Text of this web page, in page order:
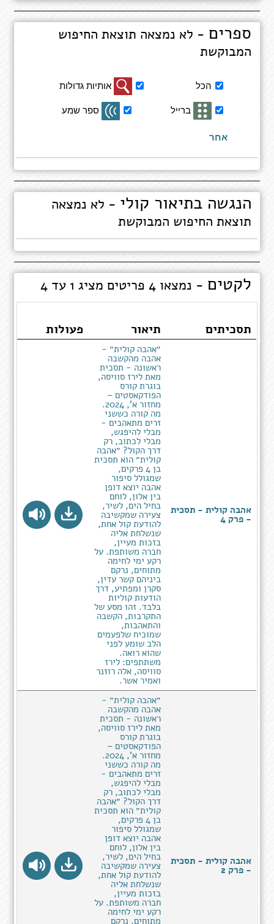
ספרים - לא נמצאה תוצאת החיפוש
המבוקשת
תוצאות
הכל
אותיות גדולות
ברייל
ספר שמע
אחר
הנגשה בתיאור קולי - לא נמצאה
תוצאת החיפוש המבוקשת
לקטים - נמצאו 4 פריטים מציג 1 עד 4
תסכיתים תיאור פעולות
אהבה קולית - תסכית
- פרק 4
״אהבה קולית״ -
אהבה מהקשבה
ראשונה - תסכית
מאת לירז סוויסה,
בוגרת קורס
הפודקאסטים –
מחזור א', 2024.
מה קורה כששני
זרים מתאהבים -
מבלי להיפגש,
מבלי לכתוב, רק
דרך הקול? ״אהבה
קולית״ הוא תסכית
בן 4 פרקים,
שמגולל סיפור
אהבה יוצא דופן
בין אלון, לוחם
בחיל הים, לשיר,
צעירה שמקשיבה
להודעת קול אחת,
שנשלחת אליה
בזכות מעיין,
חברה משותפת. על
רקע ימי לחימה
מתוחים, נרקם
ביניהם קשר עדין,
סקרן ומפתיע, דרך
הודעות קוליות
בלבד. זהו מסע של
התקרבות, הקשבה
והתאהבות,
שמוכיח שלפעמים
הלב שומע לפני
שהוא רואה.
משתתפים: לירז
סוויסה, אלה רוזנר
ואמיר אשר.
אהבה קולית - תסכית
- פרק 2
״אהבה קולית״ -
אהבה מהקשבה
ראשונה - תסכית
מאת לירז סוויסה,
בוגרת קורס
הפודקאסטים –
מחזור א', 2024.
מה קורה כששני
זרים מתאהבים -
מבלי להיפגש,
מבלי לכתוב, רק
דרך הקול? ״אהבה
קולית״ הוא תסכית
בן 4 פרקים,
שמגולל סיפור
אהבה יוצא דופן
בין אלון, לוחם
בחיל הים, לשיר,
צעירה שמקשיבה
להודעת קול אחת,
שנשלחת אליה
בזכות מעיין,
חברה משותפת. על
רקע ימי לחימה
מתוחים, נרקם